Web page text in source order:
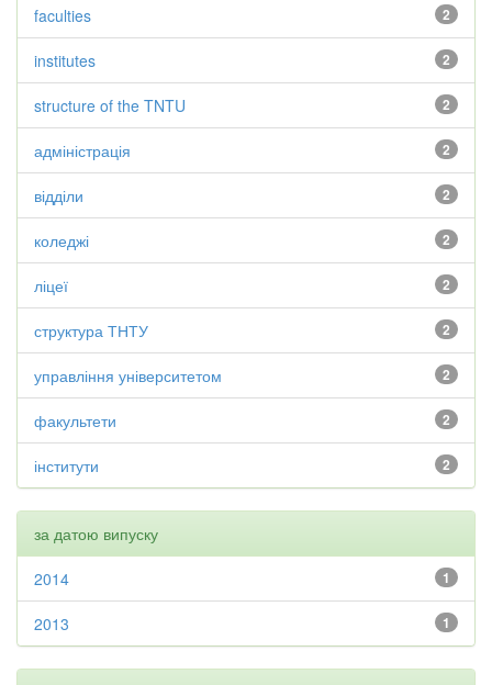
2
faculties
2
institutes
2
structure of the TNTU
2
адміністрація
2
відділи
2
коледжі
2
ліцеї
2
структура ТНТУ
2
управління університетом
2
факультети
2
інститути
за датою випуску
1
2014
1
2013